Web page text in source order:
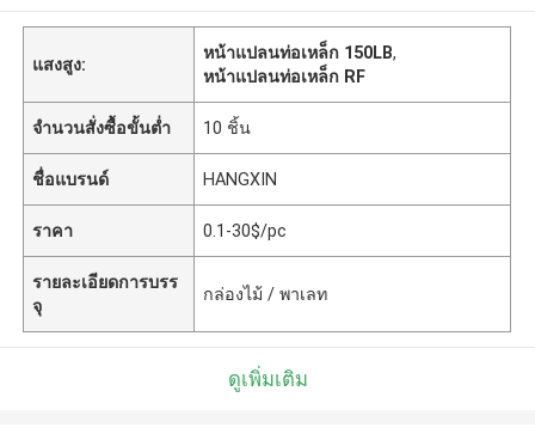
แสงสูง:
หน้าแปลนท่อเหล็ก 150LB,
หน้าแปลนท่อเหล็ก RF
จำนวนสั่งซื้อขั้นต่ำ 10 ชิ้น
ชื่อแบรนด์ HANGXIN
ราคา 0.1-30$/pc
รายละเอียดการบรร
จุ
กล่องไม้ / พาเลท
ดูเพิ่มเติม